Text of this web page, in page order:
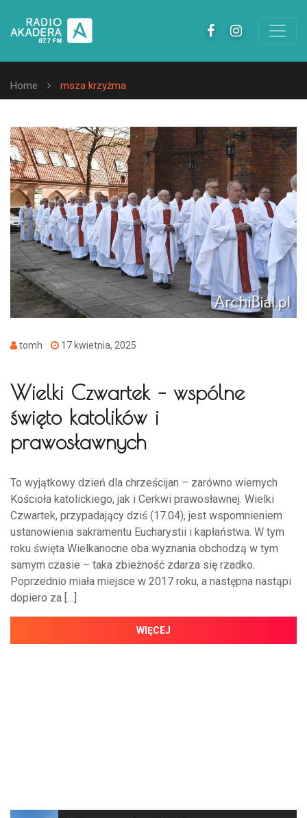
Home msza krzyżma
tomh 17 kwietnia, 2025
Wielki Czwartek – wspólne
święto katolików i
prawosławnych
To wyjątkowy dzień dla chrześcijan – zarówno wiernych
Kościoła katolickiego, jak i Cerkwi prawosławnej. Wielki
Czwartek, przypadający dziś (17.04), jest wspomnieniem
ustanowienia sakramentu Eucharystii i kapłaństwa. W tym
roku święta Wielkanocne oba wyznania obchodzą w tym
samym czasie – taka zbieżność zdarza się rzadko.
Poprzednio miała miejsce w 2017 roku, a następna nastąpi
dopiero za […]
WIĘCEJ